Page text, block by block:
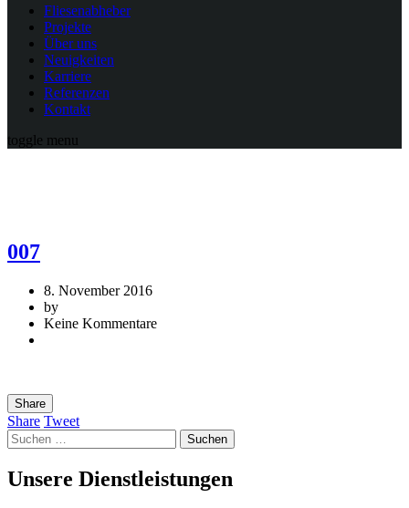
Fliesenabheber
Projekte
Über uns
Neuigkeiten
Karriere
Referenzen
Kontakt
toggle menu
007
8. November 2016
by
Keine Kommentare
Share
Share Tweet
Suchen
nach:
Unsere Dienstleistungen